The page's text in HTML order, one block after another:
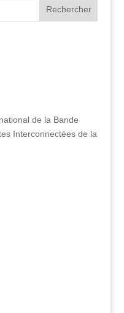
de la Bande
Interconnectées de la